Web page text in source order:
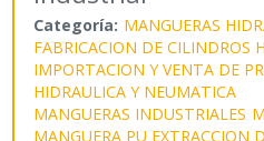
Categoría: MANGUERAS
FABRICACION DE CILINDROS
IMPORTACION Y VENTA DE
HIDRAULICA Y NEUMATICA
MANGUERAS INDUSTRIALES
MANGUERA PU EXTRACCION